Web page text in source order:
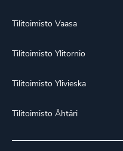
Tilitoimisto Vaasa
Tilitoimisto Ylitornio
Tilitoimisto Ylivieska
Tilitoimisto Ähtäri